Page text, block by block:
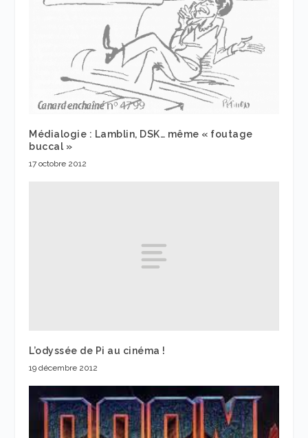
Médialogie : Lamblin, DSK… même « foutage
buccal »
17 octobre 2012
L’odyssée de Pi au cinéma !
19 décembre 2012